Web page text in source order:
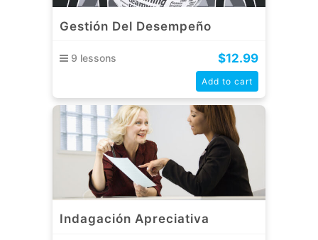
Gestión Del Desempeño
9 lessons $12.99
Add to cart
Indagación Apreciativa